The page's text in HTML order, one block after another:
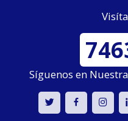
Síguenos en